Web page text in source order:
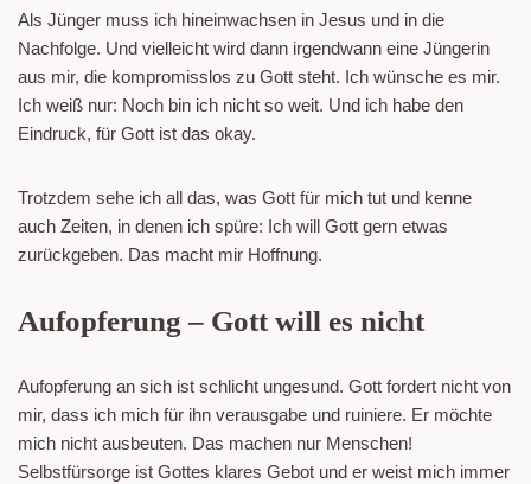
Als Jünger muss ich hineinwachsen in Jesus und in die
Nachfolge. Und vielleicht wird dann irgendwann eine Jüngerin
aus mir, die kompromisslos zu Gott steht. Ich wünsche es mir.
Ich weiß nur: Noch bin ich nicht so weit. Und ich habe den
Eindruck, für Gott ist das okay.
Trotzdem sehe ich all das, was Gott für mich tut und kenne
auch Zeiten, in denen ich spüre: Ich will Gott gern etwas
zurückgeben. Das macht mir Hoffnung.
Aufopferung – Gott will es nicht
Aufopferung an sich ist schlicht ungesund. Gott fordert nicht von
mir, dass ich mich für ihn verausgabe und ruiniere. Er möchte
mich nicht ausbeuten. Das machen nur Menschen!
Selbstfürsorge ist Gottes klares Gebot und er weist mich immer